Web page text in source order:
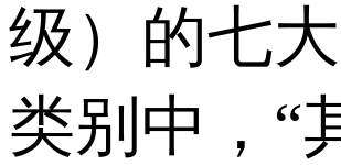
级）的七
类别中，“